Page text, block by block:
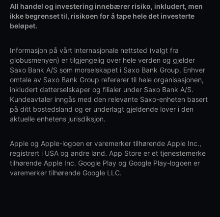
All handel og investering innebærer risiko, inkludert, men
ikke begrenset til, risikoen for å tape hele det investerte
beløpet.
Informasjon på vårt internasjonale nettsted (valgt fra
globusmenyen) er tilgjengelig over hele verden og gjelder
Saxo Bank A/S som morselskapet i Saxo Bank Group. Enhver
omtale av Saxo Bank Group refererer til hele organisasjonen,
inkludert datterselskaper og filialer under Saxo Bank A/S.
Kundeavtaler inngås med den relevante Saxo-enheten basert
på ditt bostedsland og er underlagt gjeldende lover i den
aktuelle enhetens jurisdiksjon.
Apple og Apple-logoen er varemerker tilhørende Apple Inc.,
registrert i USA og andre land. App Store er et tjenestemerke
tilhørende Apple Inc. Google Play og Google Play-logoen er
varemerker tilhørende Google LLC.